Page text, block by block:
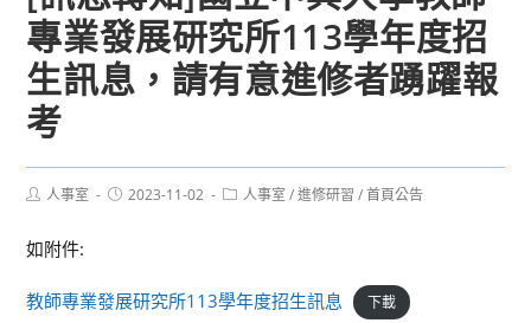
專業發展研究所113學年度招
生訊息，請有意進修者踴躍報
考
Post人事室
Post2023-11-02
Post人事室 / 進修研習 / 首頁公告
如附件:
教師專業發展研究所113學年度招生訊息 下載